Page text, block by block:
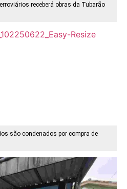
receberá obras da Tubarão
são condenados por compra de